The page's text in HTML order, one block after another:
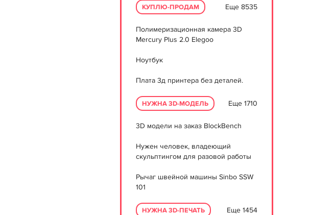
КУПЛЮ-ПРОДАМ Еще 8535
Полимеризационная камера 3D
Mercury Plus 2.0 Elegoo
Ноутбук
Плата 3д принтера без деталей.
НУЖНА 3D-МОДЕЛЬ Еще 1710
3D модели на заказ BlockBench
Нужен человек, владеющий
скульптингом для разовой работы
Рычаг швейной машины Sinbo SSW
101
НУЖНА 3D-ПЕЧАТЬ Еще 1454